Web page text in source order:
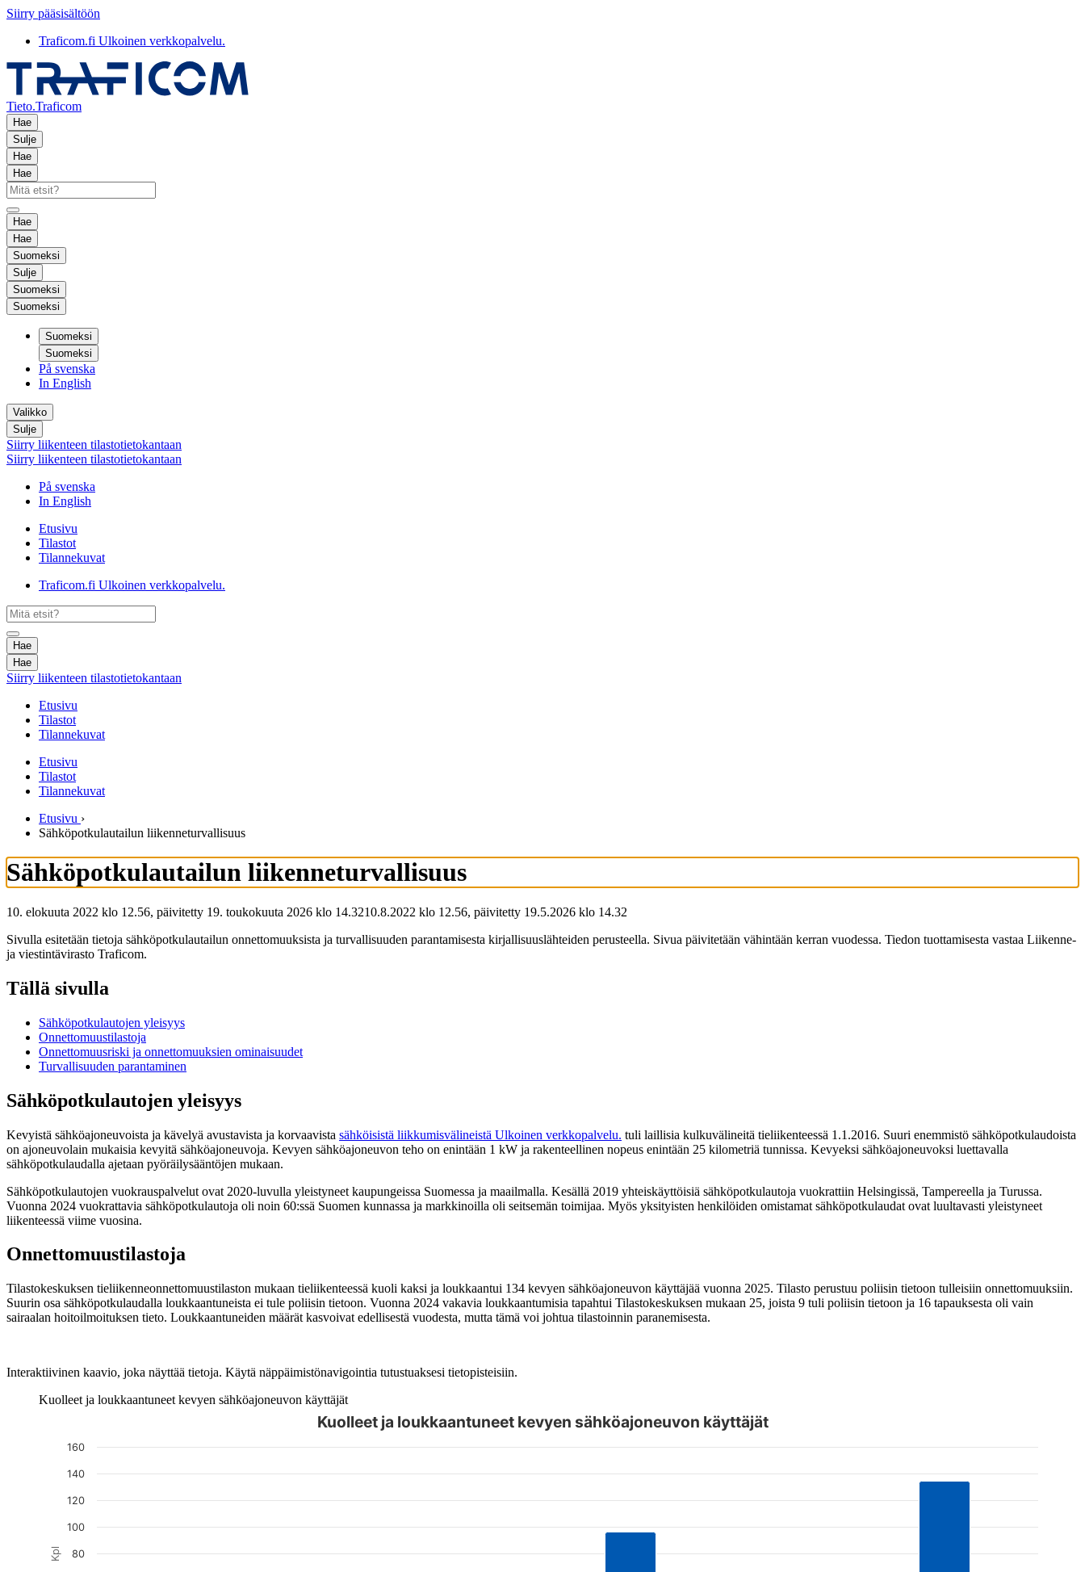
Siirry pääsisältöön
Traficom.fi Ulkoinen verkkopalvelu.
Tieto.Traficom
Hae
Sulje
Hae
Hae
Hae
Hae
Suomeksi
Sulje
Suomeksi
Suomeksi
Suomeksi
Suomeksi
På svenska
In English
Valikko
Sulje
Siirry liikenteen tilastotietokantaan
Siirry liikenteen tilastotietokantaan
På svenska
In English
Etusivu
Tilastot
Tilannekuvat
Traficom.fi Ulkoinen verkkopalvelu.
Hae
Hae
Siirry liikenteen tilastotietokantaan
Etusivu
Tilastot
Tilannekuvat
Etusivu
Tilastot
Tilannekuvat
Etusivu ›
Sähköpotkulautailun liikenneturvallisuus
Sähköpotkulautailun liikenneturvallisuus
10. elokuuta 2022 klo 12.56, päivitetty 19. toukokuuta 2026 klo 14.3210.8.2022 klo 12.56, päivitetty 19.5.2026 klo 14.32
Sivulla esitetään tietoja sähköpotkulautailun onnettomuuksista ja turvallisuuden parantamisesta kirjallisuuslähteiden perusteella. Sivua päivitetään vähintään kerran vuodessa. Tiedon tuottamisesta vastaa Liikenne-
ja viestintävirasto Traficom.
Tällä sivulla
Sähköpotkulautojen yleisyys
Onnettomuustilastoja
Onnettomuusriski ja onnettomuuksien ominaisuudet
Turvallisuuden parantaminen
Sähköpotkulautojen yleisyys
Kevyistä sähköajoneuvoista ja kävelyä avustavista ja korvaavista sähköisistä liikkumisvälineistä Ulkoinen verkkopalvelu. tuli laillisia kulkuvälineitä tieliikenteessä 1.1.2016. Suuri enemmistö sähköpotkulaudoista
on ajoneuvolain mukaisia kevyitä sähköajoneuvoja. Kevyen sähköajoneuvon teho on enintään 1 kW ja rakenteellinen nopeus enintään 25 kilometriä tunnissa. Kevyeksi sähköajoneuvoksi luettavalla
sähköpotkulaudalla ajetaan pyöräilysääntöjen mukaan.
Sähköpotkulautojen vuokrauspalvelut ovat 2020-luvulla yleistyneet kaupungeissa Suomessa ja maailmalla. Kesällä 2019 yhteiskäyttöisiä sähköpotkulautoja vuokrattiin Helsingissä, Tampereella ja Turussa.
Vuonna 2024 vuokrattavia sähköpotkulautoja oli noin 60:ssä Suomen kunnassa ja markkinoilla oli seitsemän toimijaa. Myös yksityisten henkilöiden omistamat sähköpotkulaudat ovat luultavasti yleistyneet
liikenteessä viime vuosina.
Onnettomuustilastoja
Tilastokeskuksen tieliikenneonnettomuustilaston mukaan tieliikenteessä kuoli kaksi ja loukkaantui 134 kevyen sähköajoneuvon käyttäjää vuonna 2025. Tilasto perustuu poliisin tietoon tulleisiin onnettomuuksiin.
Suurin osa sähköpotkulaudalla loukkaantuneista ei tule poliisin tietoon. Vuonna 2024 vakavia loukkaantumisia tapahtui Tilastokeskuksen mukaan 25, joista 9 tuli poliisin tietoon ja 16 tapauksesta oli vain
sairaalan hoitoilmoituksen tieto. Loukkaantuneiden määrät kasvoivat edellisestä vuodesta, mutta tämä voi johtua tilastoinnin paranemisesta.
Interaktiivinen kaavio, joka näyttää tietoja. Käytä näppäimistönavigointia tutustuaksesi tietopisteisiin.
Kuolleet ja loukkaantuneet kevyen sähköajoneuvon käyttäjät
Kuvaaja on interaktiivinen. Siirry kuvaajaan sarkaimella ja selaa datapisteitä nuolinäppäimillä.
Kpl
Kuolleet ja loukkaantuneet kevyen sähköajoneuvon käyttäjät
80
100
120
140
160